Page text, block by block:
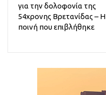
για την δολοφονία της
54χρονης Βρετανίδας – Η
ποινή που επιβλήθηκε